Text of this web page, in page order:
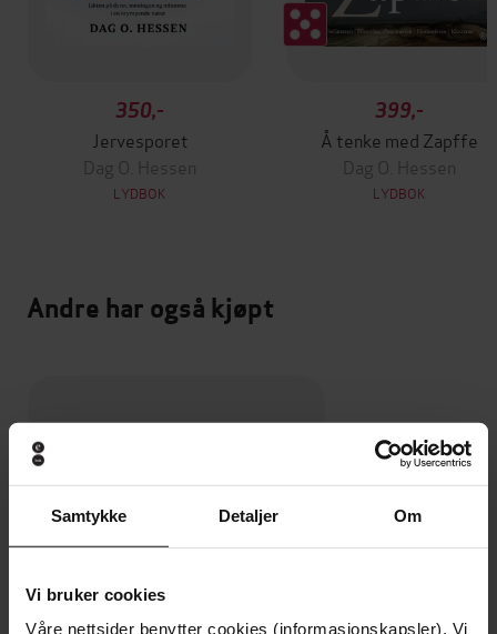
Samtykke Detaljer Om
Vi bruker cookies
Våre nettsider benytter cookies (informasjonskapsler). Vi
350,-
Jervesporet
Dag O. Hessen
LYDBOK
399,-
Å tenke med Zapffe
Dag O. Hessen
LYDBOK
Andre har også kjøpt